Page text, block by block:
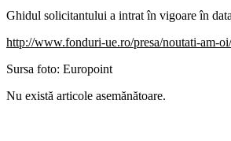
Ghidul solicitantului a intrat în vigoare în
http://www.fonduri-ue.ro/presa/noutati-am-
Sursa foto: Europoint
Nu există articole asemănătoare.